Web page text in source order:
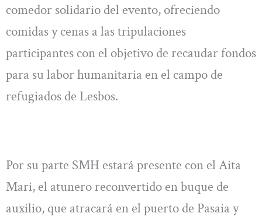
comedor solidario del evento, ofreciendo
comidas y cenas a las tripulaciones
participantes con el objetivo de recaudar fondos
para su labor humanitaria en el campo de
refugiados de Lesbos.
Por su parte SMH estará presente con el Aita
Mari, el atunero reconvertido en buque de
auxilio, que atracará en el puerto de Pasaia y